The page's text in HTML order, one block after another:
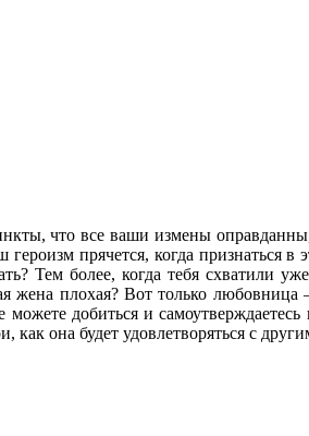
что все ваши измены
прячется, когда
Тем более, когда тебя схватили
жена плохая? Вот только
добиться и
как она будет удовлетворяться с